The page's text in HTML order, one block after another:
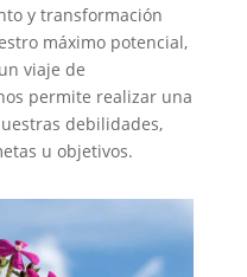
y transformación
máximo potencial,
viaje de
permite realizar una
debilidades,
u objetivos.